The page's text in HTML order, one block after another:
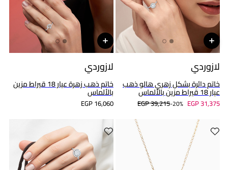
لازوردي
خاتم دائرة بشكل زهري هالو ذهب
عيار 18 قيراط مزين بالألماس
EGP 39,215 20%- EGP 31,375
لازوردي
خاتم ذهب زهرة عيار 18 قيراط مزين
بالألماس
EGP 16,060